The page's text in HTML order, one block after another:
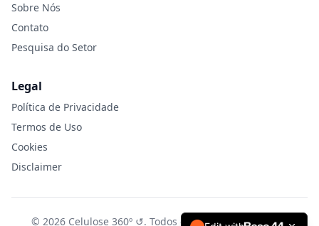
Sobre Nós
Contato
Pesquisa do Setor
Legal
Política de Privacidade
Termos de Uso
Cookies
Disclaimer
© 2026 Celulose 360º ↺. Todos os direitos reservados.